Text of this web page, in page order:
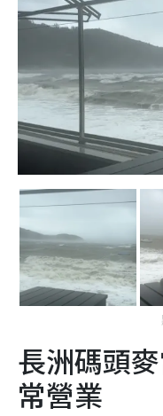
長洲碼頭
常營業